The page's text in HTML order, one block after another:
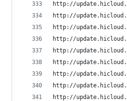
http://
http://
http://
http://
http://
http://
http://
http://
http://